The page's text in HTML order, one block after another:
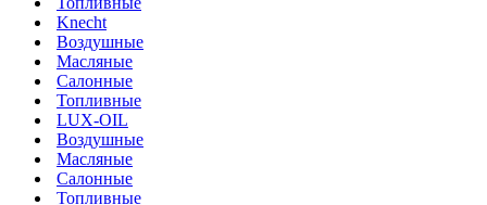
Knecht
Воздушные
Масляные
Салонные
Топливные
LUX-OIL
Воздушные
Масляные
Салонные
Топливные